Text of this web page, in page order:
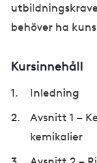
behöver ha
Kursinnehåll
Inledning
Avsnitt 1 –
kemikalier